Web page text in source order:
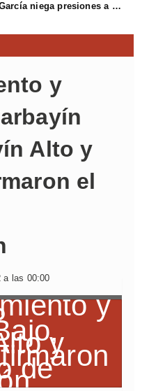
Ángel García niega presiones a comercios y asegura que el Ayuntamiento cumple "de manera muy rigurosa" la Ley de Contratos
y
Alto y
el
a las 00:00